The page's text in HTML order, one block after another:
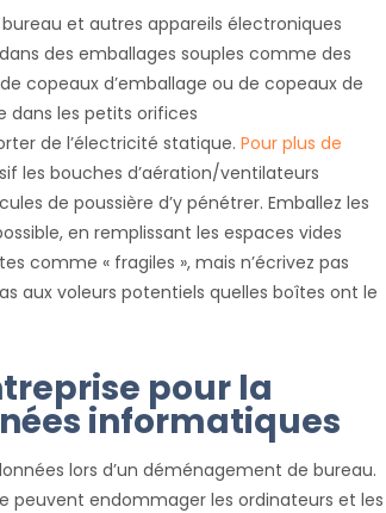
et autres appareils électroniques
des emballages souples comme des
copeaux d’emballage ou de copeaux de
dans les petits orifices
de l’électricité statique. Pour plus de
les bouches d’aération/ventilateurs
de poussière d’y pénétrer. Emballez les
en remplissant les espaces vides
comme « fragiles », mais n’écrivez pas
aux voleurs potentiels quelles boîtes ont le
pour la
informatiques
lors d’un déménagement de bureau.
peuvent endommager les ordinateurs et les